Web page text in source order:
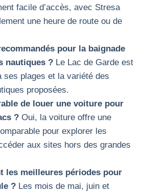
facile d’accès, avec Stresa
une heure de route ou de
pour la baignade
nautiques ? Le Lac de Garde est
ses plages et la variété des
proposées.
de louer une voiture pour
? Oui, la voiture offre une
pour explorer les
aux sites hors des grandes
les meilleures périodes pour
? Les mois de mai, juin et